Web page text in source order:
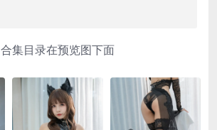
合集目录在预览图下面